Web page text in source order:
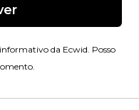
da Ecwid. Posso